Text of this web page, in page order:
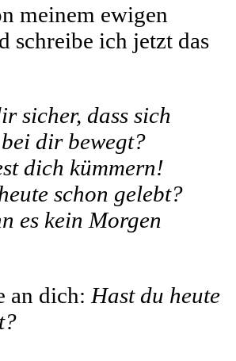
meinem ewigen
schreibe ich jetzt das
sicher, dass sich
dir bewegt?
dich kümmern!
schon gelebt?
es kein Morgen
an dich: Hast du heute